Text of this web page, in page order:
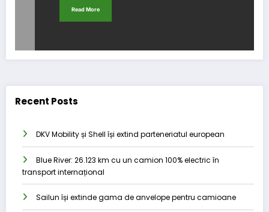
Read More
Recent Posts
DKV Mobility și Shell își extind parteneriatul european
Blue River: 26.123 km cu un camion 100% electric în
transport internațional
Sailun își extinde gama de anvelope pentru camioane